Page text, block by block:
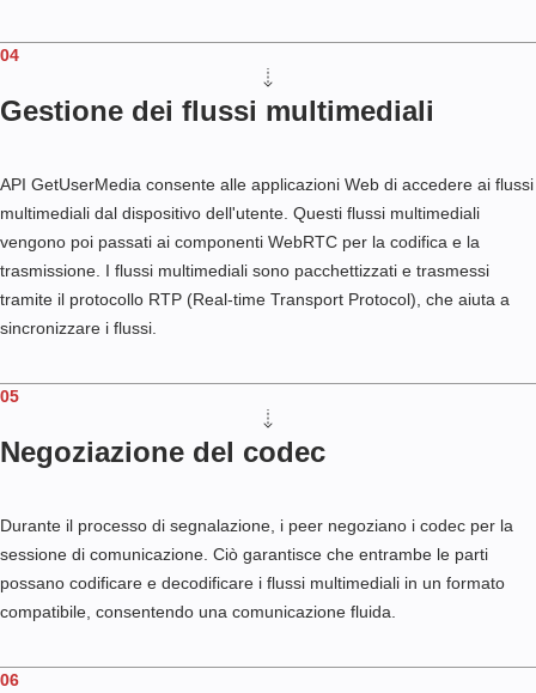
04
Gestione dei flussi multimediali
API GetUserMedia consente alle applicazioni Web di accedere ai flussi
multimediali dal dispositivo dell'utente. Questi flussi multimediali
vengono poi passati ai componenti WebRTC per la codifica e la
trasmissione. I flussi multimediali sono pacchettizzati e trasmessi
tramite il protocollo RTP (Real-time Transport Protocol), che aiuta a
sincronizzare i flussi.
05
Negoziazione del codec
Durante il processo di segnalazione, i peer negoziano i codec per la
sessione di comunicazione. Ciò garantisce che entrambe le parti
possano codificare e decodificare i flussi multimediali in un formato
compatibile, consentendo una comunicazione fluida.
06